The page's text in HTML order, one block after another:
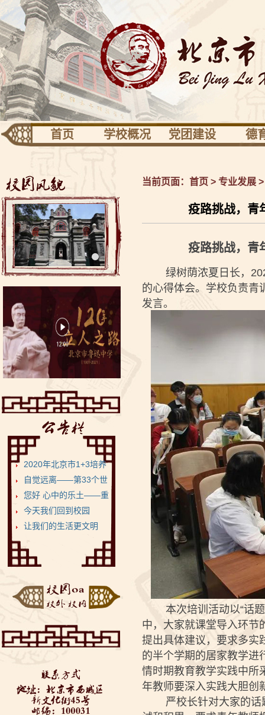
首页 学校概况
学校识别
关于校园
校长信息
校友园地
党团建设
党建
共青团少先队
工会之家
德
德育
健康
2020年北京市1+3培养
试验项目•鲁迅...
自觉远离——第33个世
界无烟日
您好 心中的乐土——重
返健康美丽的菁菁校...
今天我们回到校园
让我们的生活更文明
推...“云端阅享”——来自同
学们的好书推荐
博疫有我——记2020届
初三毕业考
校进行防疫安全检查—...
全力支持 万千保障——
金融街道向学校捐赠...
“艺”心抗疫 “艺”同成长
当前页面： 首页 > 专业发展
疫路挑战，
疫路挑战，
绿树荫浓夏日长，
的心得体会。学校负责青
发言。
本次培训活动以“话题
中，大家就课堂导入环节
提出具体建议，要求多实
的半个学期的居家教学进
情时期教育教学实践中所
年教师要深入实践大胆创
严校长针对大家的话题